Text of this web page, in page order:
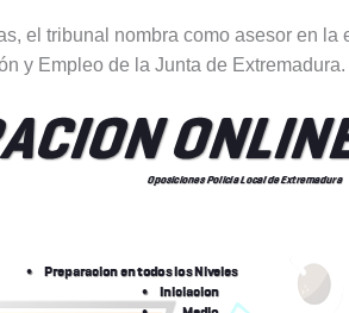
el tribunal nombra como asesor en
y Empleo de la Junta de Extremadura.